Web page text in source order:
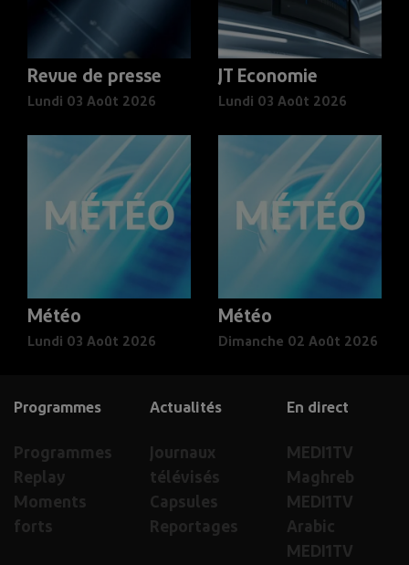
Revue de presse
Lundi 03 Août 2026
JT Economie
Lundi 03 Août 2026
Météo
Lundi 03 Août 2026
Météo
Dimanche 02 Août 2026
En direct
MEDI1TV
Maghreb
MEDI1TV
Arabic
MEDI1TV
Actualités
Journaux
télévisés
Capsules
Reportages
Programmes
Programmes
Replay
Moments
forts